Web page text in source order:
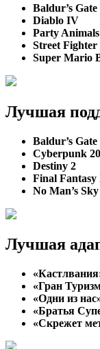
Baldur’s
Diablo IV
Party Animals
Street Fighter
Super Mario
Лучшая
Baldur’s
Cyberpunk
Destiny 2
Final
No Man’s Sky
Лучшая
«Гран
«Одни из
«Братья
«Скрежет